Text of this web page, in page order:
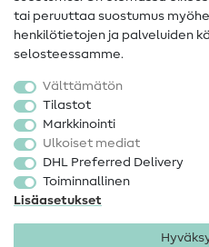
Peruutusoikeus
Suosittu
Kankaat
Ompelutarvikkeet
Ale
tai peruuttaa suostumus
henkilötietojen ja palveluiden
selosteessamme.
Välttämätön
Tilastot
Markkinointi
Ulkoiset mediat
DHL Preferred Delivery
Toiminnallinen
Lisäasetukset